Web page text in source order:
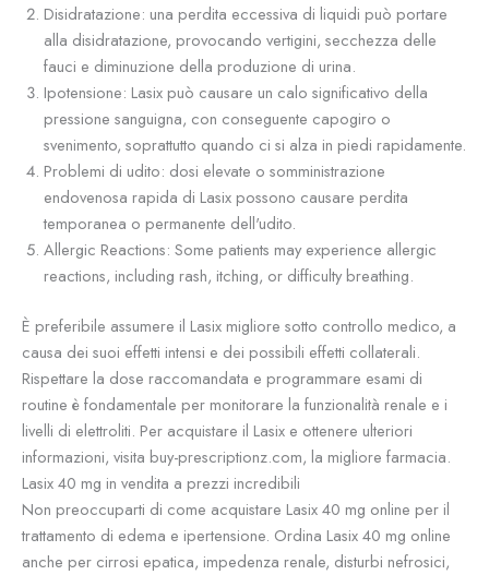
Disidratazione: una perdita eccessiva di liquidi può portare
alla disidratazione, provocando vertigini, secchezza delle
fauci e diminuzione della produzione di urina.
Ipotensione: Lasix può causare un calo significativo della
pressione sanguigna, con conseguente capogiro o
svenimento, soprattutto quando ci si alza in piedi rapidamente.
Problemi di udito: dosi elevate o somministrazione
endovenosa rapida di Lasix possono causare perdita
temporanea o permanente dell'udito.
Allergic Reactions: Some patients may experience allergic
reactions, including rash, itching, or difficulty breathing.
È preferibile assumere il Lasix migliore sotto controllo medico, a
causa dei suoi effetti intensi e dei possibili effetti collaterali.
Rispettare la dose raccomandata e programmare esami di
routine è fondamentale per monitorare la funzionalità renale e i
livelli di elettroliti. Per acquistare il Lasix e ottenere ulteriori
informazioni, visita buy-prescriptionz.com, la migliore farmacia.
Lasix 40 mg in vendita a prezzi incredibili
Non preoccuparti di come acquistare Lasix 40 mg online per il
trattamento di edema e ipertensione. Ordina Lasix 40 mg online
anche per cirrosi epatica, impedenza renale, disturbi nefrosici,